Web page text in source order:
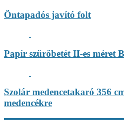
Öntapadós javító folt
Papír szűrőbetét II-es méret
Szolár medencetakaró 356
medencékre